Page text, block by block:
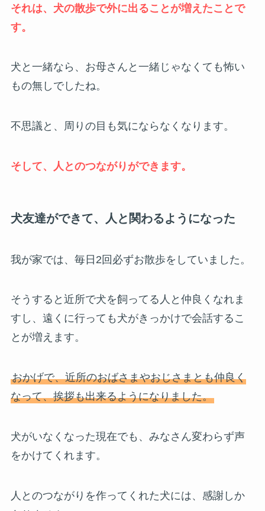
それは、犬の散歩で外に出ることが増えたことで
す。
犬と一緒なら、お母さんと一緒じゃなくても怖い
もの無しでしたね。
不思議と、周りの目も気にならなくなります。
そして、人とのつながりができます。
犬友達ができて、人と関わるようになった
我が家では、毎日2回必ずお散歩をしていました。
そうすると近所で犬を飼ってる人と仲良くなれま
すし、遠くに行っても犬がきっかけで会話するこ
とが増えます。
おかげで、近所のおばさまやおじさまとも仲良く
なって、挨拶も出来るようになりました。
犬がいなくなった現在でも、みなさん変わらず声
をかけてくれます。
人とのつながりを作ってくれた犬には、感謝しか